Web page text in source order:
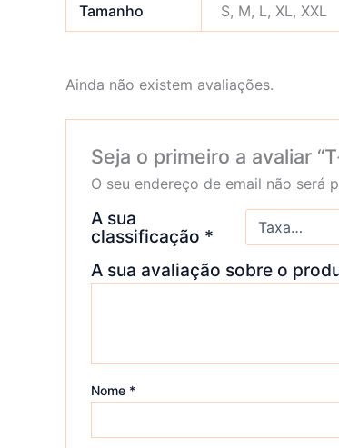
Tamanho S, M, L, XL, XXL
Ainda não existem avaliações.
Seja o primeiro a avaliar
O seu endereço de email não será
A sua
classificação *
A sua avaliação sobre o
Nome *